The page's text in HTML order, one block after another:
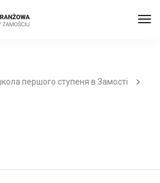
першого ступеня в Замості